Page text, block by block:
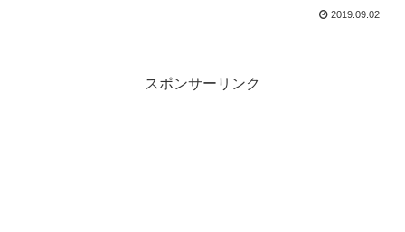
2019.09.02
スポンサーリンク